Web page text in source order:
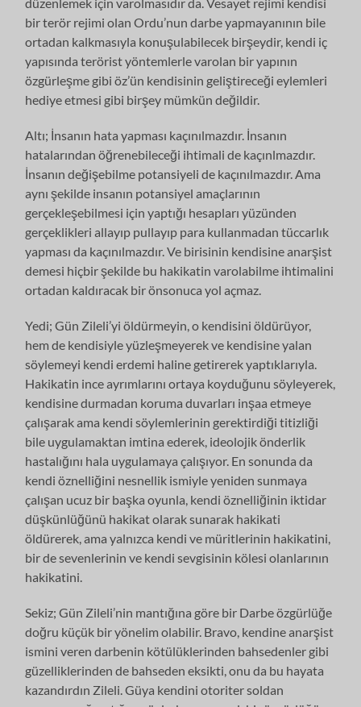
bir terör rejimi olan Ordu’nun darbe yapmayanının bile
ortadan kalkmasıyla konuşulabilecek birşeydir, kendi iç
yapısında terörist yöntemlerle varolan bir yapının
özgürleşme gibi öz’ün kendisinin geliştireceği eylemleri
hediye etmesi gibi birşey mümkün değildir.
Altı; İnsanın hata yapması kaçınılmazdır. İnsanın
hatalarından öğrenebileceği ihtimali de kaçınlmazdır.
İnsanın değişebilme potansiyeli de kaçınılmazdır. Ama
aynı şekilde insanın potansiyel amaçlarının
gerçekleşebilmesi için yaptığı hesapları yüzünden
gerçeklikleri allayıp pullayıp para kullanmadan tüccarlık
yapması da kaçınılmazdır. Ve birisinin kendisine anarşist
demesi hiçbir şekilde bu hakikatin varolabilme ihtimalini
ortadan kaldıracak bir önsonuca yol açmaz.
Yedi; Gün Zileli’yi öldürmeyin, o kendisini öldürüyor,
hem de kendisiyle yüzleşmeyerek ve kendisine yalan
söylemeyi kendi erdemi haline getirerek yaptıklarıyla.
Hakikatin ince ayrımlarını ortaya koyduğunu söyleyerek,
kendisine durmadan koruma duvarları inşaa etmeye
çalışarak ama kendi söylemlerinin gerektirdiği titizliği
bile uygulamaktan imtina ederek, ideolojik önderlik
hastalığını hala uygulamaya çalışıyor. En sonunda da
kendi öznelliğini nesnellik ismiyle yeniden sunmaya
çalışan ucuz bir başka oyunla, kendi öznelliğinin iktidar
düşkünlüğünü hakikat olarak sunarak hakikati
öldürerek, ama yalnızca kendi ve müritlerinin hakikatini,
bir de sevenlerinin ve kendi sevgisinin kölesi olanlarının
hakikatini.
Sekiz; Gün Zileli’nin mantığına göre bir Darbe özgürlüğe
doğru küçük bir yönelim olabilir. Bravo, kendine anarşist
ismini veren darbenin kötülüklerinden bahsedenler gibi
güzelliklerinden de bahseden eksikti, onu da bu hayata
kazandırdın Zileli. Güya kendini otoriter soldan